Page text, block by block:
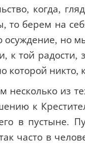
когда,
то берем на
осуждение, но
к той
которой
несколько из
к
в пустыне.
часто в